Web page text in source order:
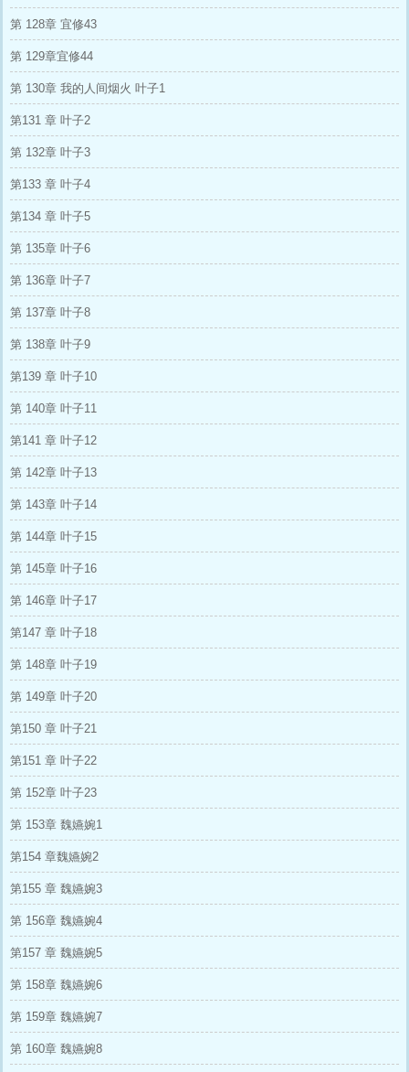
第 128章 宜修43
第 129章宜修44
第 130章 我的人间烟火 叶子1
第131 章 叶子2
第 132章 叶子3
第133 章 叶子4
第134 章 叶子5
第 135章 叶子6
第 136章 叶子7
第 137章 叶子8
第 138章 叶子9
第139 章 叶子10
第 140章 叶子11
第141 章 叶子12
第 142章 叶子13
第 143章 叶子14
第 144章 叶子15
第 145章 叶子16
第 146章 叶子17
第147 章 叶子18
第 148章 叶子19
第 149章 叶子20
第150 章 叶子21
第151 章 叶子22
第 152章 叶子23
第 153章 魏嬿婉1
第154 章魏嬿婉2
第155 章 魏嬿婉3
第 156章 魏嬿婉4
第157 章 魏嬿婉5
第 158章 魏嬿婉6
第 159章 魏嬿婉7
第 160章 魏嬿婉8